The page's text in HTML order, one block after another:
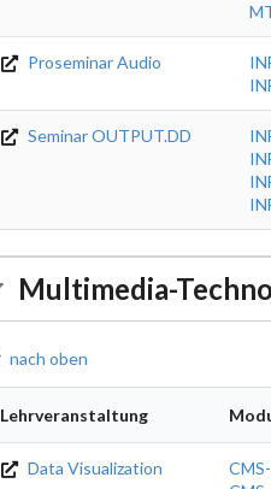
Proseminar Audio
Seminar OUTPUT.DD
Multimedia-
nach oben
Lehrveranstaltung
Data Visualization